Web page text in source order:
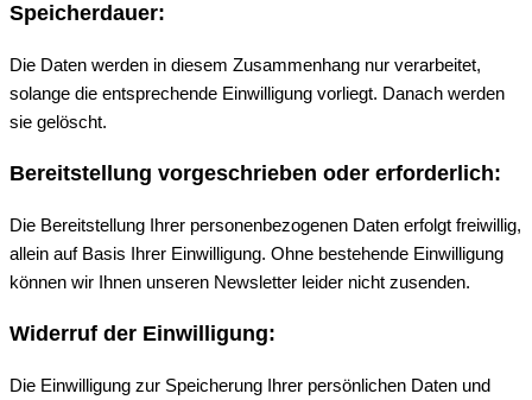
Speicherdauer:
Die Daten werden in diesem Zusammenhang nur verarbeitet,
solange die entsprechende Einwilligung vorliegt. Danach werden
sie gelöscht.
Bereitstellung vorgeschrieben oder erforderlich:
Die Bereitstellung Ihrer personenbezogenen Daten erfolgt freiwillig,
allein auf Basis Ihrer Einwilligung. Ohne bestehende Einwilligung
können wir Ihnen unseren Newsletter leider nicht zusenden.
Widerruf der Einwilligung:
Die Einwilligung zur Speicherung Ihrer persönlichen Daten und